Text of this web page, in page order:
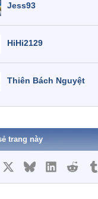
Jess93
HiHi2129
Thiên Bách Nguyệt
trang này
BlueskyLinkedInReddit